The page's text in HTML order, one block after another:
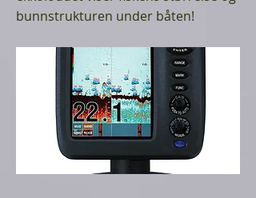
bunnstrukturen under båten!